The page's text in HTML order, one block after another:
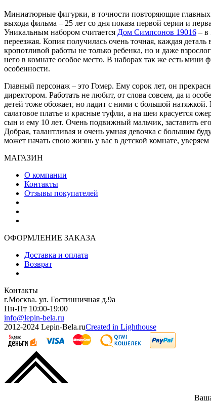
Миниатюрные фигурки, в точности повторяющие главных
выхода фильма – 25 лет со дня показа первой серии и
Уникальным набором считается Дом Симпсонов 19016 – в
переезжая. Копия получилась очень точная, каждая
кропотливой работы не только ребенка, но и даже
него в комнате особое место. В наборах так же есть мини
особенности.
Главный персонаж – это Гомер. Ему сорок лет, он
директором. Работать не любит, от слова совсем, да и
детей тоже обожает, но ладит с ними с большой
салатовое платье и красные туфли, а на шеи красуется
сын и ему 10 лет. Очень подвижный мальчик, заставить
Добрая, талантливая и очень умная девочка с большим
может начать свою жизнь у вас в детской комнате,
МАГАЗИН
О компании
Контакты
Отзывы покупателей
ОФОРМЛЕНИЕ ЗАКАЗА
Доставка и оплата
Возврат
Контакты
г.Москва. ул. Гостинничная д.9а
Пн-Пт 10:00-19:00
info@lepin-bela.ru
2012-2024 Lepin-Bela.ruCreated in Lighthouse